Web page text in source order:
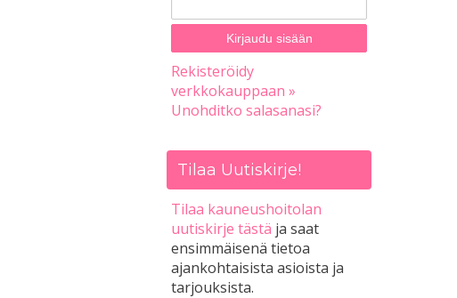
Rekisteröidy
verkkokauppaan »
Unohditko salasanasi?
Tilaa Uutiskirje!
Tilaa kauneushoitolan
uutiskirje tästä ja saat
ensimmäisenä tietoa
ajankohtaisista asioista ja
tarjouksista.